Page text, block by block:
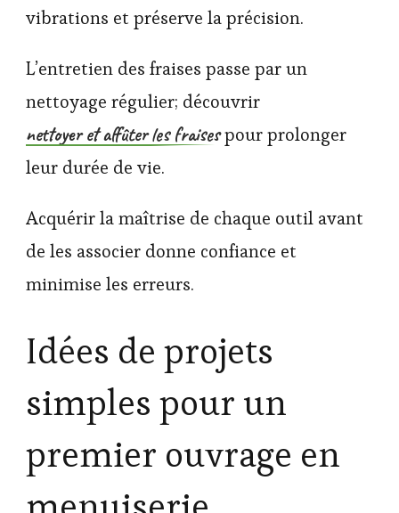
vibrations et préserve la précision.
L’entretien des fraises passe par un
nettoyage régulier; découvrir
nettoyer et affûter les fraisespour prolonger
leur durée de vie.
Acquérir la maîtrise de chaque outil avant
de les associer donne confiance et
minimise les erreurs.
Idées de projets
simples pour un
premier ouvrage en